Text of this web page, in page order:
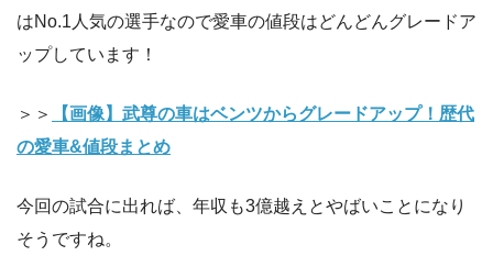
はNo.1人気の選手なので愛車の値段はどんどんグレードア
ップしています！
＞＞
【画像】武尊の車はベンツからグレードアップ！歴代
の愛車&値段まとめ
今回の試合に出れば、年収も3億越えとやばいことになり
そうですね。